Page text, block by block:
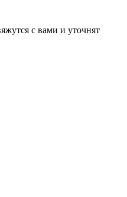
с вами и уточнят